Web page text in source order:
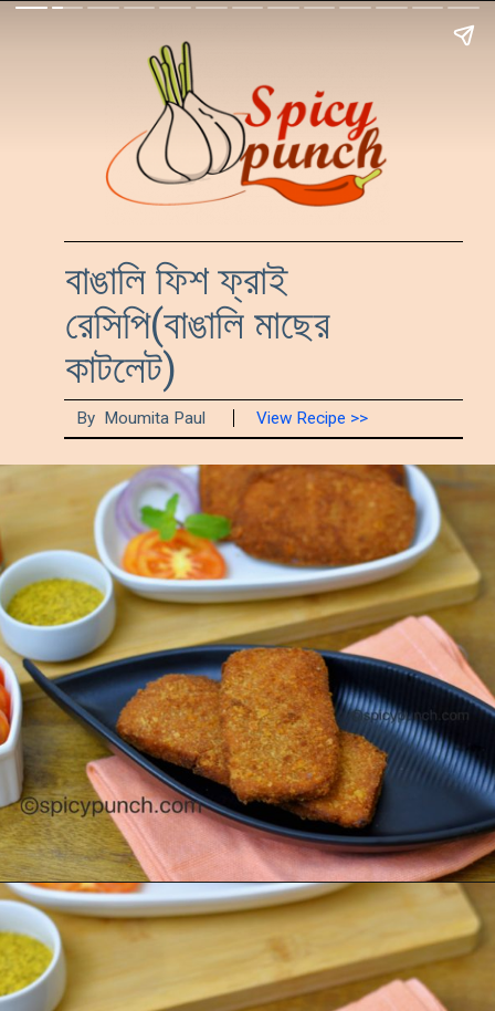
বাঙালি ফিশ ফ্রাই
রেসিপি(বাঙালি মাছের
কাটলেট)
By  Moumita Paul View Recipe >>